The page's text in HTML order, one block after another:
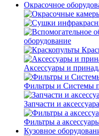
Окрасочное
оборудование
Аксессуары и
Фильтры и Системы
Запчасти и
Фильтры а
Кузовное